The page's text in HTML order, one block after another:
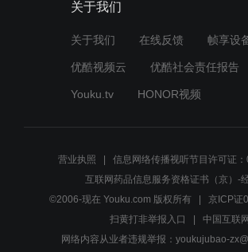
关于我们
关于我们 在线反馈 帧享设
优酷视频云 优酷社会责任报告
Youku.tv HONOR视频
营业执照 信息网络传播视听节目许可证
互联网药品信息服务资格证书（京）-
©2006-现在 Youku.com 版权所有
京ICP证
扫黄打非举报入口
中国互联
网络内容从业者违规举报：youkujubao-